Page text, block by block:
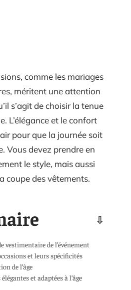
comme les mariages
méritent une attention
s’agit de choisir la tenue
L’élégance et le confort
pour que la journée soit
Vous devez prendre en
le style, mais aussi
coupe des vêtements.
vestimentaire de l’événement
et leurs spécificités
de l’âge
et adaptées à l’âge